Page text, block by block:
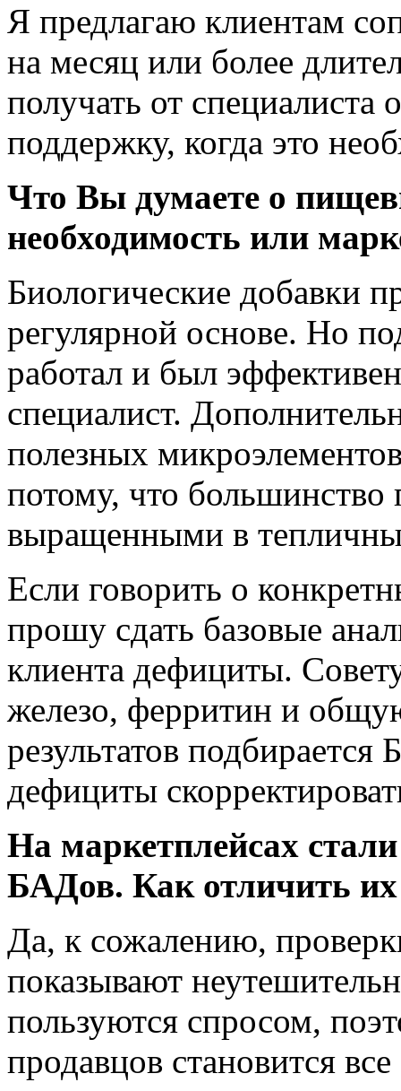
Я предлагаю клиентам
на месяц или более
получать от специалиста
поддержку, когда это
Что Вы думаете о
необходимость или
Биологические добавки
регулярной основе. Но
работал и был
специалист.
полезных
потому, что
выращенными в
Если говорить о
прошу сдать базовые
клиента дефициты.
железо, ферритин и
результатов
дефициты
На маркетплейсах
БАДов. Как отличить их
Да, к сожалению,
показывают
пользуются спросом,
продавцов становится